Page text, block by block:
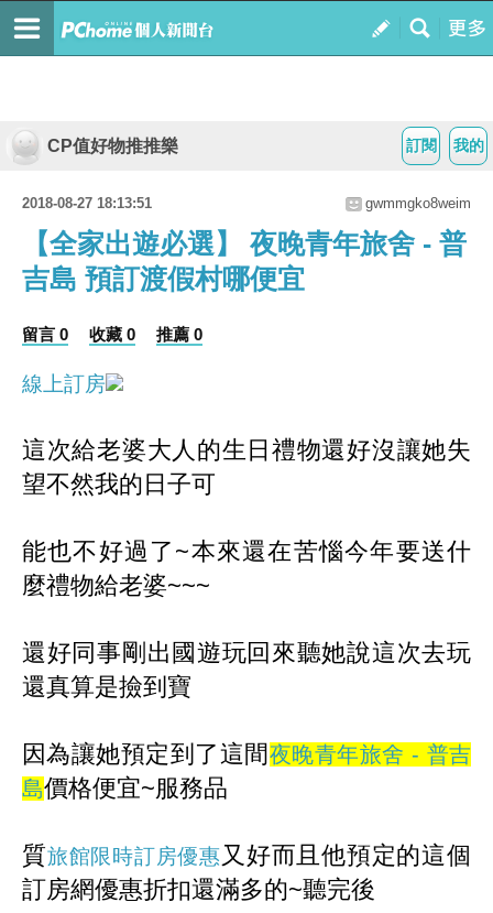
我的
訂閱
CP值好物推推樂
2018-08-27 18:13:51 gwmmgko8weim
【全家出遊必選】 夜晚青年旅舍 - 普
吉島 預訂渡假村哪便宜
留言 0 收藏 0 推薦 0
線上訂房
這次給老婆大人的生日禮物還好沒讓她失
望不然我的日子可
能也不好過了~本來還在苦惱今年要送什
麼禮物給老婆~~~
還好同事剛出國遊玩回來聽她說這次去玩
還真算是撿到寶
因為讓她預定到了這間夜晚青年旅舍 - 普吉
島價格便宜~服務品
質旅館限時訂房優惠又好而且他預定的這個
訂房網優惠折扣還滿多的~聽完後